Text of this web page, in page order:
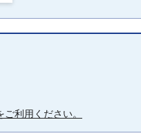
利用ください。